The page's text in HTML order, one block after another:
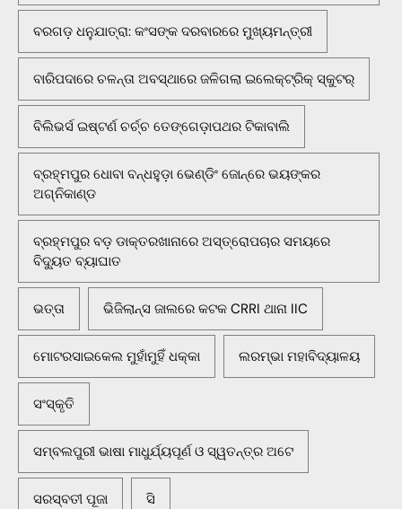
ବରଗଡ଼ ଧନୁଯାତ୍ରା: କଂସଙ୍କ ଦରବାରରେ ମୁଖ୍ୟମନ୍ତ୍ରୀ
ବାରିପଦାରେ ଚଳନ୍ତା ଅବସ୍ଥାରେ ଜଳିଗଲା ଇଲେକ୍ଟ୍ରିକ୍ ସ୍କୁଟର୍
ବିଲିଭର୍ସ ଇଷ୍ଟର୍ଣ ଚର୍ଚ୍ଚ ତେଙ୍ଗେଡ଼ାପଥର ଟିକାବାଲି
ବ୍ରହ୍ମପୁର ଧୋବା ବନ୍ଧହୁଡ଼ା ଭେଣ୍ଡିଂ ଜୋନ୍‌ରେ ଭୟଙ୍କର
ଅଗ୍ନିକାଣ୍ଡ
ବ୍ରହ୍ମପୁର ବଡ଼ ଡାକ୍ତରଖାନାରେ ଅସ୍ତ୍ରୋପଚାର ସମୟରେ
ବିଦ୍ୟୁତ ବ୍ୟାଘାତ
ଭତ୍ତା ଭିଜିଲାନ୍ସ ଜାଲରେ କଟକ CRRI ଥାନା IIC
ମୋଟରସାଇକେଲ ମୁହାଁମୁହିଁ ଧକ୍କା ଲରମ୍ଭା ମହାବିଦ୍ୟାଳୟ
ସଂସ୍କୃତି
ସମ୍ବଲପୁରୀ ଭାଷା ମାଧୁର୍ଯ୍ୟପୂର୍ଣ ଓ ସ୍ୱତନ୍ତ୍ର ଅଟେ
ସରସ୍ବତୀ ପୂଜା ସି